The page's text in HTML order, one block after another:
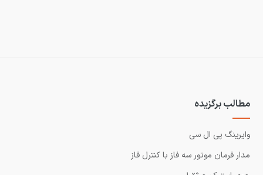
مطالب برگزیده
وایرینگ پی ال سی
مدار فرمان موتور سه فاز با کنترل فاز